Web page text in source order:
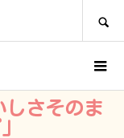
しさそのま